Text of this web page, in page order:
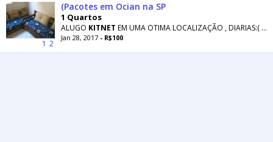
1 2
(Pacotes em Ocian na SP
1 Quartos
ALUGO KITNET EM UMA OTIMA LOCALIZAÇÃO , DIARIAS:( 1=R$ 100,00 )-( 2=R$ 190,00 )-( 3=R$ 280,00 )-( 4
Jan 28, 2017 - R$100